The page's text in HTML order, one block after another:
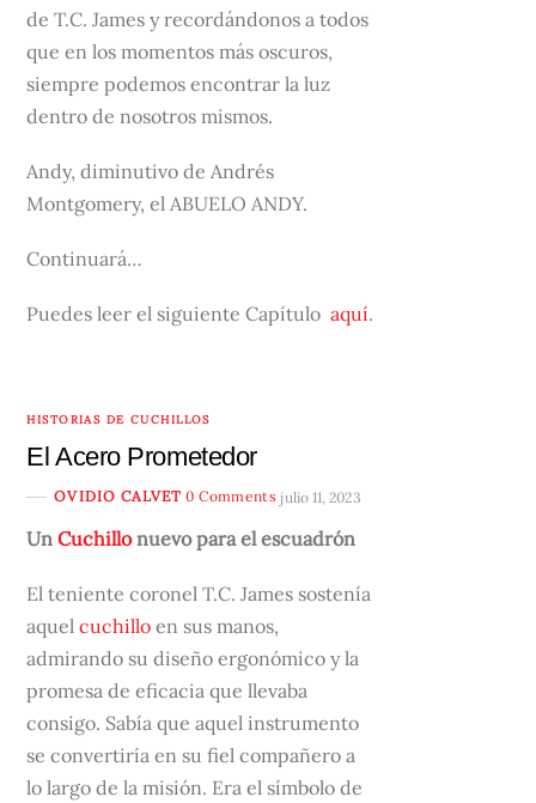
de T.C. James y recordándonos a todos
que en los momentos más oscuros,
siempre podemos encontrar la luz
dentro de nosotros mismos.
Andy, diminutivo de Andrés
Montgomery, el ABUELO ANDY.
Continuará…
Puedes leer el siguiente Capítuloaquí.
HISTORIAS DE CUCHILLOS
El Acero Prometedor
OVIDIO CALVET 0 Comments julio 11, 2023
UnCuchillonuevo para el escuadrón
El teniente coronel T.C. James sostenía
aquelcuchillo en sus manos,
admirando su diseño ergonómico y la
promesa de eficacia que llevaba
consigo. Sabía que aquel instrumento
se convertiría en su fiel compañero a
lo largo de la misión. Era el símbolo de